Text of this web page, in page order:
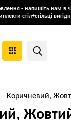
- напишіть нам в
стіл+стільці
Коричневий,